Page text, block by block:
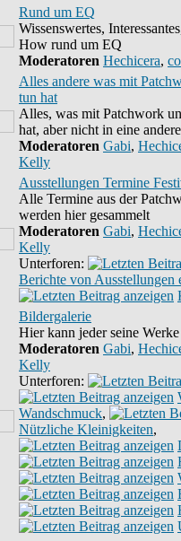
Rund um EQ
Wissenswertes,
How rund um EQ
Moderatoren Hechicera,
Alles andere was mit
tun hat
Alles, was mit Patchwork
hat, aber nicht in eine
Moderatoren Gabi,
Kelly
Ausstellungen Termine
Alle Termine aus der
werden hier gesammelt
Moderatoren Gabi,
Kelly
Unterforen:
Berichte von Ausstellungen
Bildergalerie
Hier kann jeder seine
Moderatoren Gabi,
Kelly
Unterforen:
Wandschmuck,
Nützliche Kleinigkeiten,